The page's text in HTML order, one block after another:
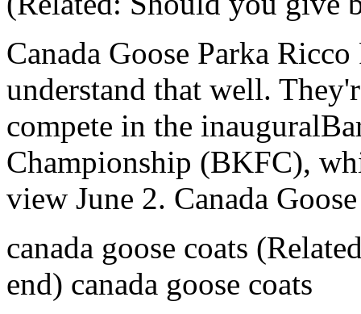
Canada Goose Parka
understand that well.
compete in the
Championship (BKFC),
view June 2. Canada
canada goose coats
end) canada goose coats